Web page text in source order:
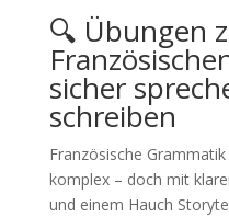
🔍 Übungen
sicher
schreiben
Französische
komplex – doch mit
und einem Hauch